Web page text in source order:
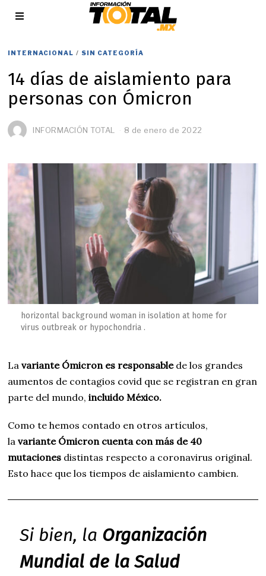
INTERNACIONAL / SIN CATEGORÍA
14 días de aislamiento para
personas con Ómicron
INFORMACIÓN TOTAL 8 de enero de 2022
e
n
e
2
2
2
horizontal background woman in isolation at home for
virus outbreak or hypochondria .
La variante Ómicron es responsablede los grandes
aumentos de contagios covid que se registran en gran
parte del mundo,incluido México.
Como te hemos contado en otros artículos,
lavariante Ómicron cuenta con más de 40
mutaciones distintas respecto a coronavirus original.
Esto hace que los tiempos de aislamiento cambien.
Si bien, la Organización
Mundial de la Salud